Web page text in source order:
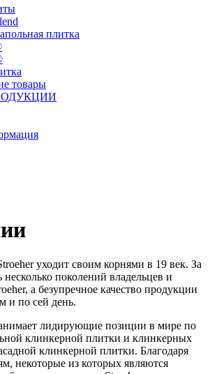
плитка
товары
уходит своим корнями в 19 век. За
несколько поколений владельцев и
а безупречное качество продукции
и по сей день.
лидирующие позиции в мире по
клинкерной плитки и клинкерных
клинкерной плитки. Благодаря
некоторые из которых являются